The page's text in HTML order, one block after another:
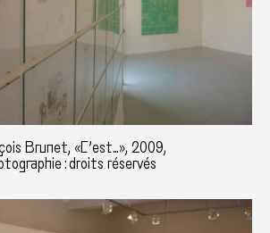
Brunet, «C’est…», 2009,
: droits réservés